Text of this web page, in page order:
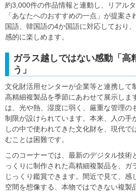
約3,000件の作品情報と連動し、リアル
「あなたへのおすすめの一点」が提案
国語、韓国語の4か国語に対応しており
感的に楽しめます。
ガラス越しではない感動「高
う」
文化財活用センターが企業等と連携して
高精細複製品を季節にあわせて展示しま
は、光や熱、湿度に弱く、厳重な管理の
制限が設けられています。本来、人の手
しの中で使われてきた文化財を、現代で
むことは困難です。
このコーナーでは、最新のデジタル技術
っくりに制作された高精細複製品を、ガ
じっくり鑑賞できます。間近で見て、感
空間を想像する、本物ではできない複製